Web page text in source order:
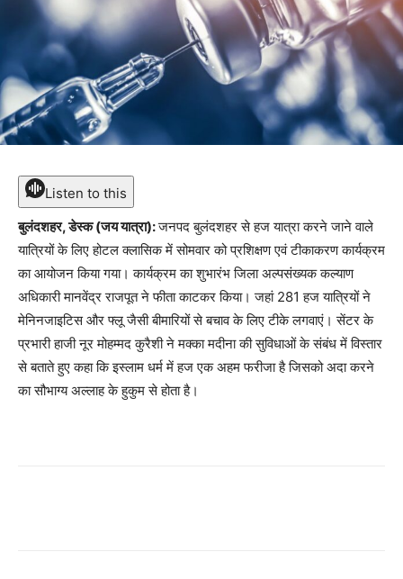
Listen to this
बुलंदशहर, डेस्क (जय यात्रा):जनपद बुलंदशहर से हज यात्रा करने जाने वाले
यात्रियों के लिए होटल क्लासिक में सोमवार को प्रशिक्षण एवं टीकाकरण कार्यक्रम
का आयोजन किया गया। कार्यक्रम का शुभारंभ जिला अल्पसंख्यक कल्याण
अधिकारी मानवेंद्र राजपूत ने फीता काटकर किया। जहां 281 हज यात्रियों ने
मेनिनजाइटिस और फ्लू जैसी बीमारियों से बचाव के लिए टीके लगवाएं। सेंटर के
प्रभारी हाजी नूर मोहम्मद कुरैशी ने मक्का मदीना की सुविधाओं के संबंध में विस्तार
से बताते हुए कहा कि इस्लाम धर्म में हज एक अहम फरीजा है जिसको अदा करने
का सौभाग्य अल्लाह के हुकुम से होता है।